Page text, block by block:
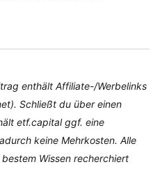
enthält Affiliate-/Werbelinks
Schließt du über einen
etf.capital ggf. eine
keine Mehrkosten. Alle
Wissen recherchiert